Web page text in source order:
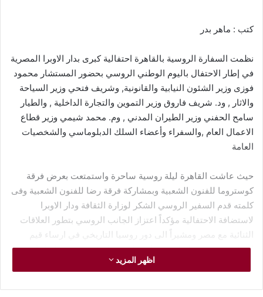
كتب : ماهر بدر
نظمت السفارة الروسية بالقاهرة احتفالية كبرى بدار الاوبرا المصرية
في إطار الاحتفال باليوم الوطني الروسي بحضور المستشار محمود
فوزى وزير الشئون النيابية والقانونية, وشريف فتحي وزير السياحة
والاثار , ود. شريف فاروق وزير التموين والتجارة الداخلية , والطيار
سامح الحفني وزير الطيران المدني , وم. محمد شيمي وزير قطاع
الاعمال العام ,والسفراء وأعضاء السلك الدبلوماسي والشخصيات
العامة
حيث عاشت القاهرة ليلة روسية ساحرة واستمتعت بعرض فرقة
كوستروما للفنون الشعبية وبمشاركة فرقة رضا للفنون الشعبية وفى
كلمته قدم السفير الروسي الشكر لوزارة الثقافة ودار الاوبرا
لاستضافة الاحتفالية مؤكداً اعتزاز الجانب الروسي بتطور العلاقات
الثنائية مع مصر ومشيراً الى دور روسيا التاريخي في ارساء قيم
العدل منذ عقود طويلة فهي التي انقذت البشرية من خطر النازية
وحلفائها ولعبت دورا هاما في القضاء على الاستعمار واليوم تواجه
العالمية وهم من بدأوا التمدد نحو حدودنا ودفع اوكرانيا للحرب
اظهر المزيد